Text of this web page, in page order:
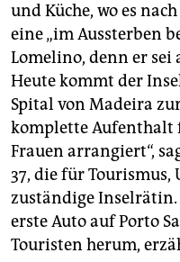
und Küche, wo es
eine „im Aussterben
Lomelino, denn er sei
Heute kommt der
Spital von Madeira
komplette Aufenthalt
Frauen arrangiert“,
37, die für
zuständige
erste Auto auf Porto
Touristen herum,